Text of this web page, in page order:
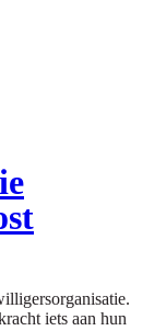
iets aan hun